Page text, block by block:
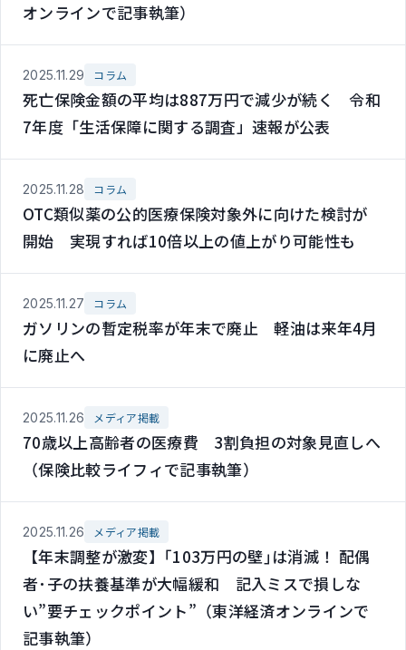
オンラインで記事執筆）
2025.11.29 コラム
死亡保険金額の平均は887万円で減少が続く 令和
7年度「生活保障に関する調査」速報が公表
2025.11.28 コラム
OTC類似薬の公的医療保険対象外に向けた検討が
開始 実現すれば10倍以上の値上がり可能性も
2025.11.27 コラム
ガソリンの暫定税率が年末で廃止 軽油は来年4月
に廃止へ
2025.11.26 メディア掲載
70歳以上高齢者の医療費 3割負担の対象見直しへ
（保険比較ライフィで記事執筆）
2025.11.26 メディア掲載
【年末調整が激変】｢103万円の壁｣は消滅！ 配偶
者･子の扶養基準が大幅緩和 記入ミスで損しな
い”要チェックポイント”（東洋経済オンラインで
記事執筆）